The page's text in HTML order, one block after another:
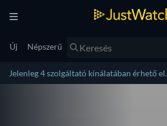
Új Népszerű
Jelenleg 4 szolgáltató kínálatában érhető el.